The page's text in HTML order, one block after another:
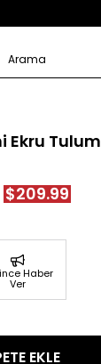
Ekru Tulum
$209.99
Haber
Ver